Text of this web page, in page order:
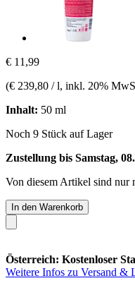
€ 11,99
(€ 239,80 / l, inkl. 20%
Inhalt: 50 ml
Noch 9 Stück auf Lager
Zustellung bis Samstag,
Von diesem Artikel sind nur
In den Warenkorb
Österreich: Kostenloser
Weitere Infos zu Versand &